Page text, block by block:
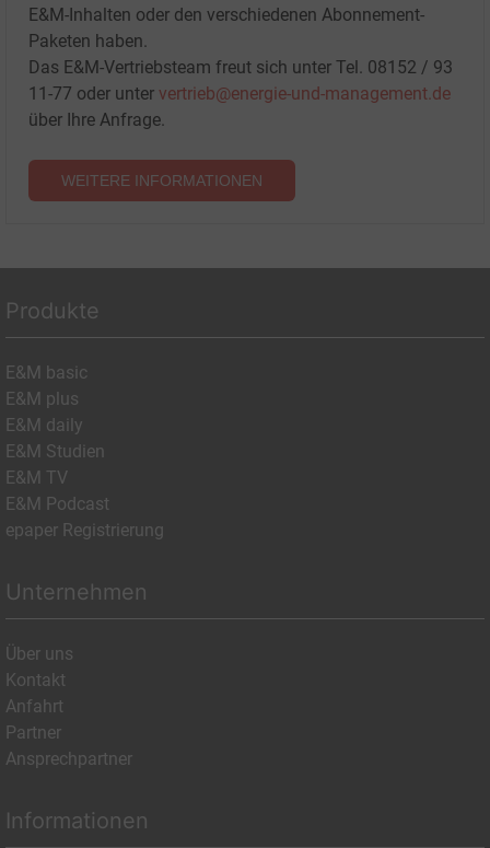
E&M-Inhalten oder den verschiedenen Abonnement-
Paketen haben.
Das E&M-Vertriebsteam freut sich unter Tel. 08152 / 93
11-77 oder unter vertrieb@energie-und-management.de
über Ihre Anfrage.
WEITERE INFORMATIONEN
Produkte
E&M basic
E&M plus
E&M daily
E&M Studien
E&M TV
E&M Podcast
epaper Registrierung
Unternehmen
Über uns
Kontakt
Anfahrt
Partner
Ansprechpartner
Informationen